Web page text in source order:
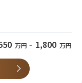
作業
区分を説明し、合意を
管理
海外とコミュニケーシ
万円 ~ 1,800 万円